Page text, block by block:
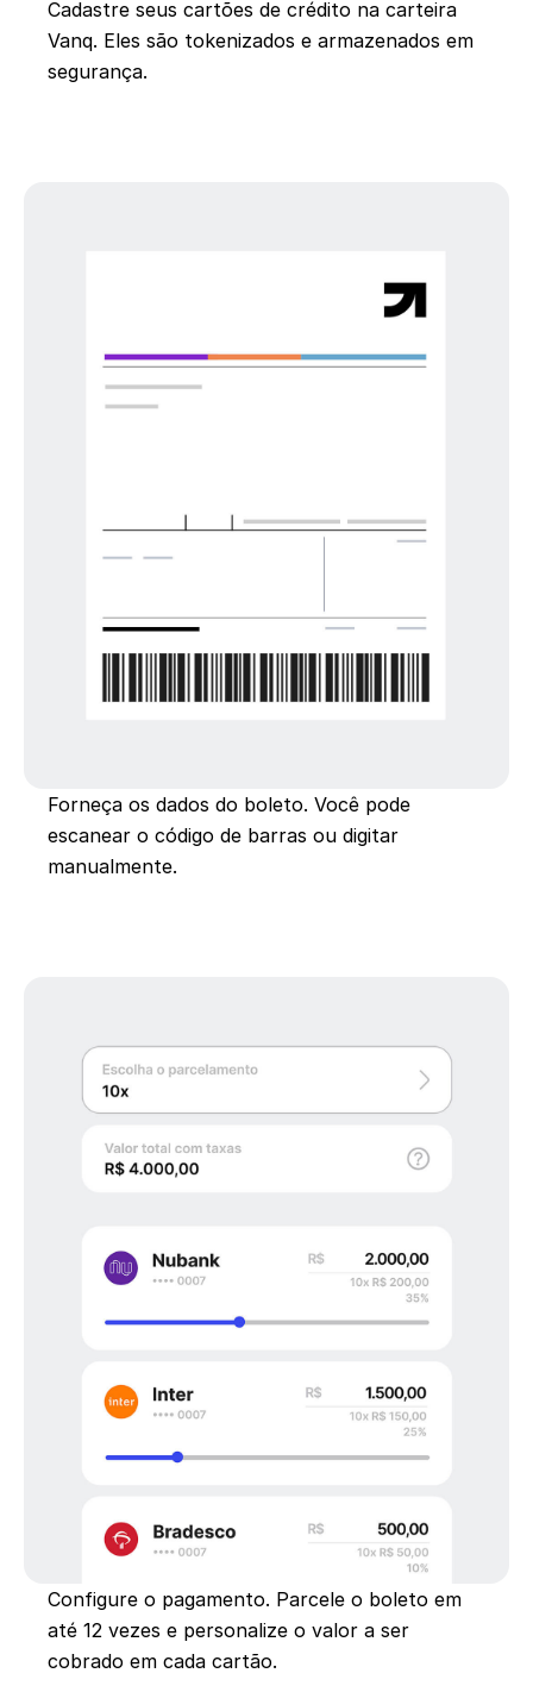
Cadastre seus cartões de crédito na carteira
Vanq. Eles são tokenizados e armazenados em
segurança.
Forneça os dados do boleto. Você pode
escanear o código de barras ou digitar
manualmente.
Configure o pagamento. Parcele o boleto em
até 12 vezes e personalize o valor a ser
cobrado em cada cartão.